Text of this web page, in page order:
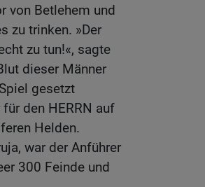
von Betlehem und
zu trinken. »Der
zu tun!«, sagte
dieser Männer
gesetzt
den HERRN auf
Helden.
war der Anführer
300 Feinde und